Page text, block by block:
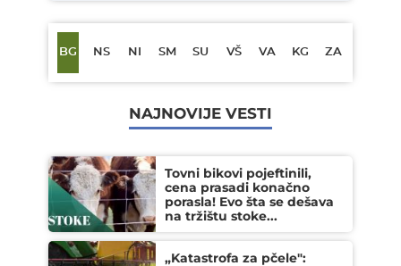
BG NS NI SM SU VŠ VA KG ZA
NAJNOVIJE VESTI
Tovni bikovi pojeftinili,
cena prasadi konačno
porasla! Evo šta se dešava
na tržištu stoke...
„Katastrofa za pčele":